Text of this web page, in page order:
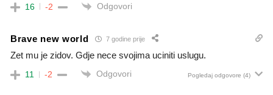
16 -2 Odgovori
Brave new world 7 godine prije
Zet mu je zidov. Gdje nece svojima uciniti uslugu.
11 -2 Odgovori Pogledaj odgovore (4)